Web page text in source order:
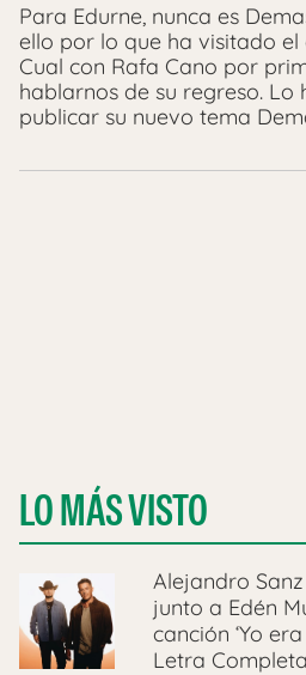
Para Edurne, nunca es
ello por lo que ha visitado el
Cual con Rafa Cano por
hablarnos de su regreso. Lo
publicar su nuevo tema
LO MÁS VISTO
Alejandro
junto a Edén
canción ‘Yo
Letra Completa